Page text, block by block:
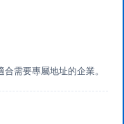
需要專屬地址的企業。